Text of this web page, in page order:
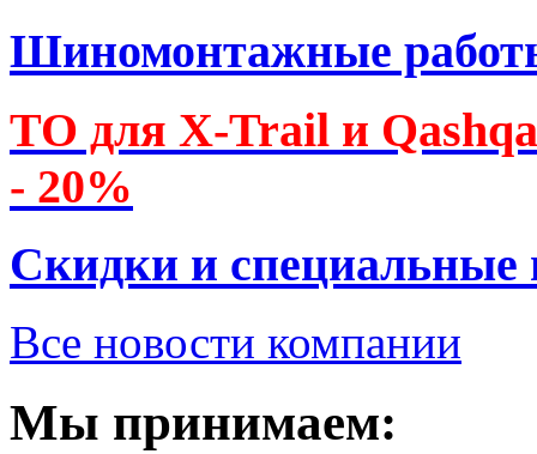
Шиномонтажные
ТО для X-Trail и
- 20%
Скидки и специальные
Все новости компании
Мы принимаем: